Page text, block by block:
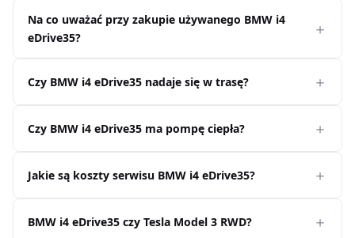
Na co uważać przy zakupie używanego BMW i4
eDrive35?
Czy BMW i4 eDrive35 nadaje się w trasę?
Czy BMW i4 eDrive35 ma pompę ciepła?
Jakie są koszty serwisu BMW i4 eDrive35?
BMW i4 eDrive35 czy Tesla Model 3 RWD?